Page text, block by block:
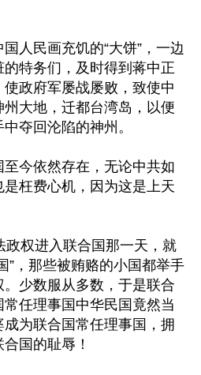
人民画充饥的“大饼”，一边
特务们，及时得到蒋中正
政府军屡战屡败，致使中
大地，迁都台湾岛，以便
夺回沦陷的神州。
今依然存在，无论中共如
枉费心机，因为这是上天
政权进入联合国那一天，就
”，那些被贿赂的小国都举手
少数服从多数，于是联合
任理事国中华民国竟然当
为联合国常任理事国，拥
国的耻辱！